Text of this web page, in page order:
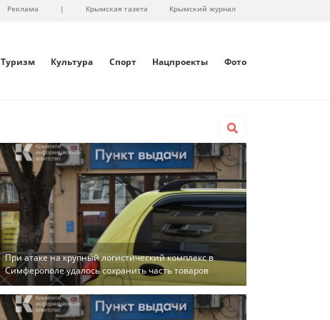
Реклама | Крымская газета Крымский журнал
Туризм Культура Спорт Нацпроекты Фото
При атаке на крупный логистический комплекс в
Симферополе удалось сохранить часть товаров